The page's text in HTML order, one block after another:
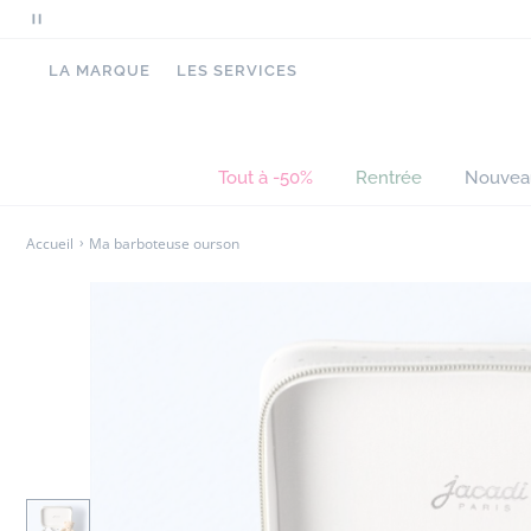
Mettre
pause
LA MARQUE LES SERVICES
Tout à -50% Rentrée
Accueil Ma barboteuse ourson